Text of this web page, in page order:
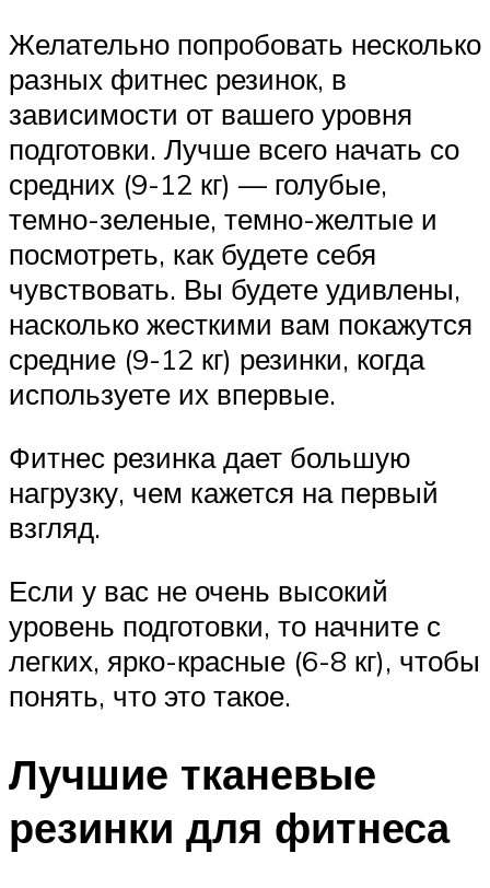
Желательно попробовать несколько
разных фитнес резинок, в
зависимости от вашего уровня
подготовки. Лучше всего начать со
средних (9-12 кг) — голубые,
темно-зеленые, темно-желтые и
посмотреть, как будете себя
чувствовать. Вы будете удивлены,
насколько жесткими вам покажутся
средние (9-12 кг) резинки, когда
используете их впервые.
Фитнес резинка дает большую
нагрузку, чем кажется на первый
взгляд.
Если у вас не очень высокий
уровень подготовки, то начните с
легких, ярко-красные (6-8 кг), чтобы
понять, что это такое.
Лучшие тканевые
резинки для фитнеса